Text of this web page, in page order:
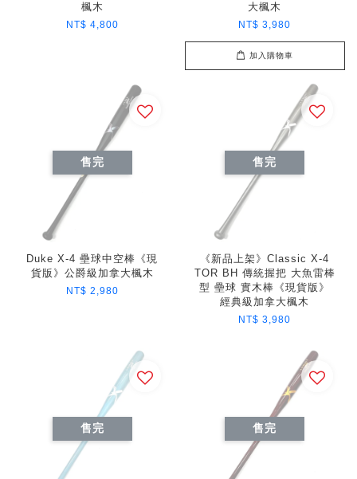
楓木
NT$ 4,800
大楓木
NT$ 3,980
加入購物車
售完
Duke X-4 壘球中空棒《現
貨版》公爵級加拿大楓木
NT$ 2,980
售完
《新品上架》Classic X-4
TOR BH 傳統握把 大魚雷棒
型 壘球 實木棒《現貨版》
經典級加拿大楓木
NT$ 3,980
售完 售完